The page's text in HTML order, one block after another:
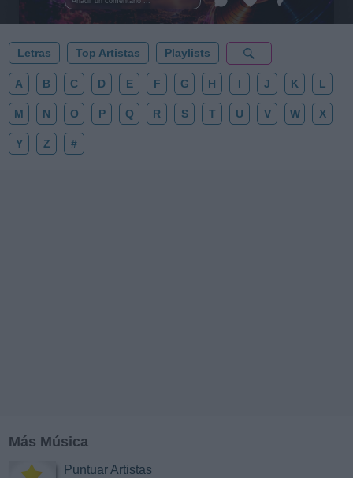
✨⭐
Letras Top Artistas Playlists
A B C D E F G H I J K L
M N O P Q R S T U V W X
Y Z #
Más Música
Puntuar Artistas